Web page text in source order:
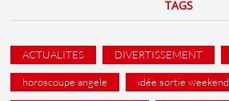
TAGS
ACTUALITES DIVERTISSEMENT
horoscoupe angele idée sortie weekend